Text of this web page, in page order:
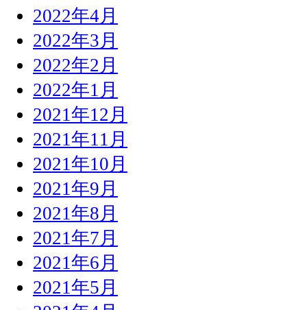
2022年4月
2022年3月
2022年2月
2022年1月
2021年12月
2021年11月
2021年10月
2021年9月
2021年8月
2021年7月
2021年6月
2021年5月